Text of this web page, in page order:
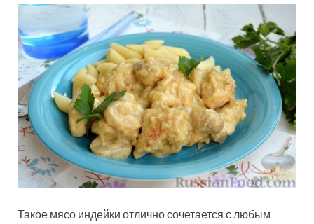
Такое мясо индейки отлично сочетается с любым